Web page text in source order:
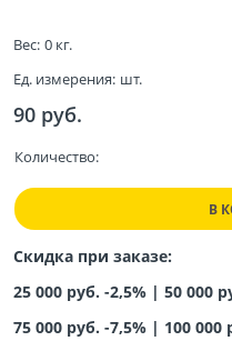
Вес: 0 кг.
Ед. измерения: шт.
90 руб.
Количество:
В
Скидка при заказе:
25 000 руб. -2,5% | 50 000
75 000 руб. -7,5% | 100 000